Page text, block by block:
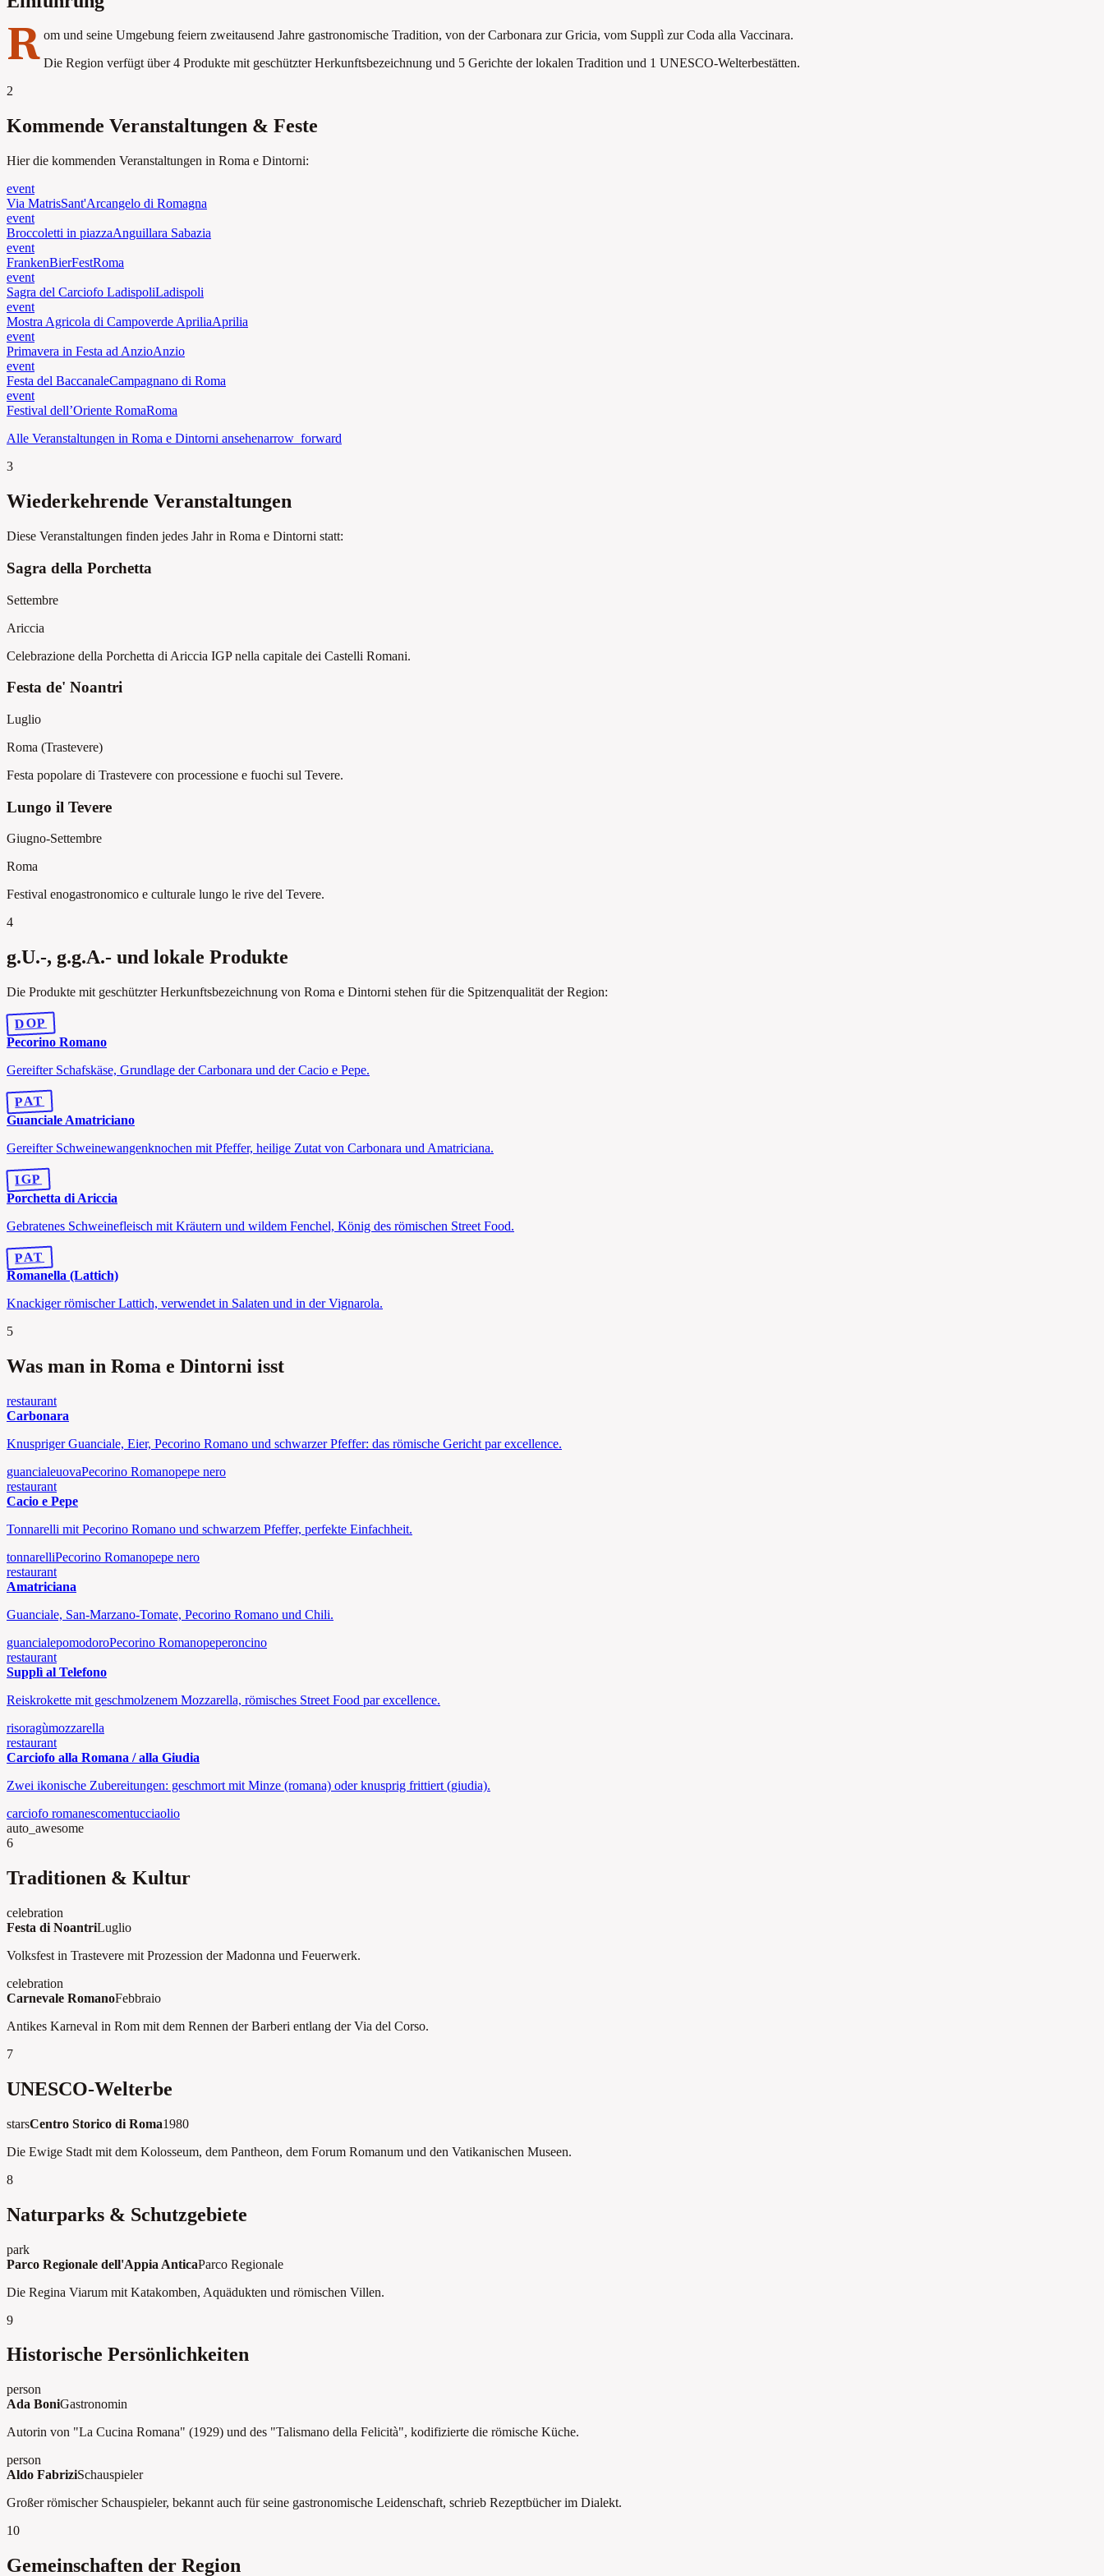
R om und seine Umgebung feiern zweitausend Jahre gastronomische Tradition, von der Carbonara zur Gricia, vom Supplì zur Coda alla Vaccinara.
Die Region verfügt über 4 Produkte mit geschützter Herkunftsbezeichnung und 5 Gerichte der lokalen Tradition und 1 UNESCO-Welterbestätten.
2
Kommende Veranstaltungen & Feste
Hier die kommenden Veranstaltungen in Roma e Dintorni:
event
Via MatrisSant'Arcangelo di Romagna
event
Broccoletti in piazzaAnguillara Sabazia
event
FrankenBierFestRoma
event
Sagra del Carciofo LadispoliLadispoli
event
Mostra Agricola di Campoverde ApriliaAprilia
event
Primavera in Festa ad AnzioAnzio
event
Festa del BaccanaleCampagnano di Roma
event
Festival dell’Oriente RomaRoma
Alle Veranstaltungen in Roma e Dintorni ansehenarrow_forward
3
Wiederkehrende Veranstaltungen
Diese Veranstaltungen finden jedes Jahr in Roma e Dintorni statt:
Sagra della Porchetta
Settembre
Ariccia
Celebrazione della Porchetta di Ariccia IGP nella capitale dei Castelli Romani.
Festa de' Noantri
Luglio
Roma (Trastevere)
Festa popolare di Trastevere con processione e fuochi sul Tevere.
Lungo il Tevere
Giugno-Settembre
Roma
Festival enogastronomico e culturale lungo le rive del Tevere.
4
g.U.-, g.g.A.- und lokale Produkte
Die Produkte mit geschützter Herkunftsbezeichnung von Roma e Dintorni stehen für die Spitzenqualität der Region:
DOP
Pecorino Romano
Gereifter Schafskäse, Grundlage der Carbonara und der Cacio e Pepe.
PAT
Guanciale Amatriciano
Gereifter Schweinewangenknochen mit Pfeffer, heilige Zutat von Carbonara und Amatriciana.
IGP
Porchetta di Ariccia
Gebratenes Schweinefleisch mit Kräutern und wildem Fenchel, König des römischen Street Food.
PAT
Romanella (Lattich)
Knackiger römischer Lattich, verwendet in Salaten und in der Vignarola.
5
Was man in Roma e Dintorni isst
restaurant
Carbonara
Knuspriger Guanciale, Eier, Pecorino Romano und schwarzer Pfeffer: das römische Gericht par excellence.
guancialeuovaPecorino Romanopepe nero
restaurant
Cacio e Pepe
Tonnarelli mit Pecorino Romano und schwarzem Pfeffer, perfekte Einfachheit.
tonnarelliPecorino Romanopepe nero
restaurant
Amatriciana
Guanciale, San-Marzano-Tomate, Pecorino Romano und Chili.
guancialepomodoroPecorino Romanopeperoncino
restaurant
Supplì al Telefono
Reiskrokette mit geschmolzenem Mozzarella, römisches Street Food par excellence.
risoragùmozzarella
restaurant
Carciofo alla Romana / alla Giudia
Zwei ikonische Zubereitungen: geschmort mit Minze (romana) oder knusprig frittiert (giudia).
carciofo romanescomentucciaolio
auto_awesome
6
Traditionen & Kultur
celebration
Festa di NoantriLuglio
Volksfest in Trastevere mit Prozession der Madonna und Feuerwerk.
celebration
Carnevale RomanoFebbraio
Antikes Karneval in Rom mit dem Rennen der Barberi entlang der Via del Corso.
7
UNESCO-Welterbe
starsCentro Storico di Roma1980
Die Ewige Stadt mit dem Kolosseum, dem Pantheon, dem Forum Romanum und den Vatikanischen Museen.
8
Naturparks & Schutzgebiete
park
Parco Regionale dell'Appia AnticaParco Regionale
Die Regina Viarum mit Katakomben, Aquädukten und römischen Villen.
9
Historische Persönlichkeiten
person
Ada BoniGastronomin
Autorin von "La Cucina Romana" (1929) und des "Talismano della Felicità", kodifizierte die römische Küche.
person
Aldo FabriziSchauspieler
Großer römischer Schauspieler, bekannt auch für seine gastronomische Leidenschaft, schrieb Rezeptbücher im Dialekt.
10
Gemeinschaften der Region